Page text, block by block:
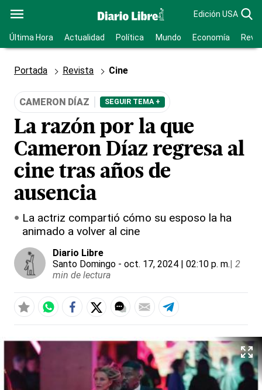
Edición USA
Última Hora Actualidad Política Mundo Economía
Portada Revista Cine
CAMERON DÍAZ SEGUIR TEMA +
La razón por la que
Cameron Díaz regresa al
cine tras años de
ausencia
La actriz compartió cómo su esposo la ha
animado a volver al cine
Diario Libre
Santo Domingo - oct. 17, 2024 | 02:10 p. m.| 2
min de lectura